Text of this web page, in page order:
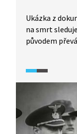
Ukázka z
na smrt
původem
obsahuje
do armády v
výcvik a jaké